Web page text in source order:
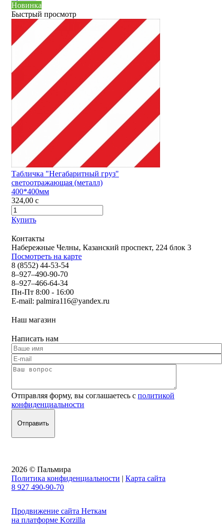
Новинка
Быстрый просмотр
Табличка "Негабаритный груз"
светоотражающая (металл)
400*400мм
324,00 c
Купить
Контакты
Набережные Челны, Казанский проспект, 224 блок 3
Посмотреть на карте
8 (8552) 44-53-54
8–927–490-90-70
8–927–466-64-34
Пн-Пт 8:00 - 16:00
E-mail: palmira116@yandex.ru
Наш магазин
Написать нам
Отправляя форму, вы соглашаетесь с политикой
конфиденциальности
2026 © Пальмира
Политика конфиденциальности | Карта сайта
8 927 490-90-70
Продвижение сайта Неткам
на платформе Korzilla